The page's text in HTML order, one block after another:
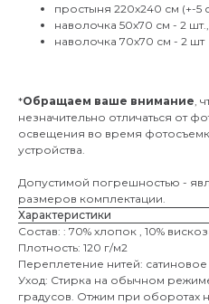
простыня 220х240 см (+-5
наволочка 50х70 см - 2 шт.,
наволочка 70х70 см - 2 шт
*Обращаем ваше внимание ,
незначительно отличаться от
освещения во время
устройства.
Допустимой погрешностью -
размеров комплектации.
Характеристики
Состав: : 70% хлопок , 10%
Плотность: 120 г/м2
Переплетение нитей:
Уход: Стирка на обычном
градусов. Отжим при оборотах